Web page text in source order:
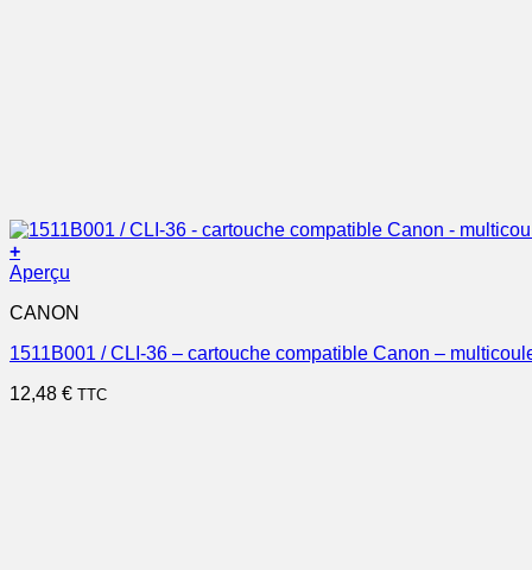
+
Aperçu
CANON
1511B001 / CLI-36 – cartouche compatible Canon –
12,48 € TTC